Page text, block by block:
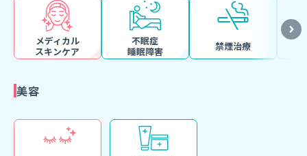
メディカル
スキンケア
不眠症
睡眠障害
禁煙治療
美容